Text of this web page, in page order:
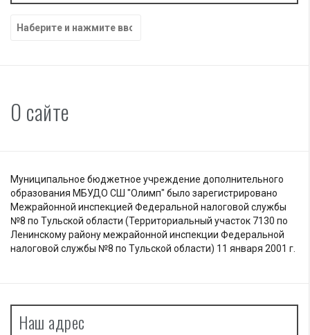
Найти:
О сайте
Муниципальное бюджетное учреждение дополнительного
образования МБУДО СШ "Олимп" было зарегистрировано
Межрайонной инспекцией Федеральной налоговой службы
№8 по Тульской области (Территориальный участок 7130 по
Ленинскому району межрайонной инспекции Федеральной
налоговой службы №8 по Тульской области) 11 января 2001 г.
Наш адрес